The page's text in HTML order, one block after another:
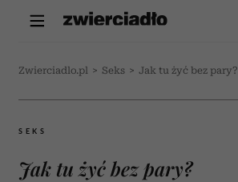
Zwierciadlo.pl > Seks > Jak tu żyć bez pary?
SEKS
Jak tu żyć bez pary?